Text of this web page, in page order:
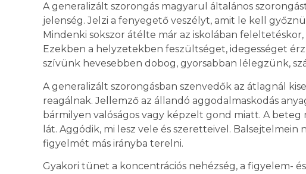
A generalizált szorongás magyarul általános
jelenség. Jelzi a fenyegető veszélyt, amit le kell
Mindenki sokszor átélte már az iskolában
Ezekben a helyzetekben feszültséget, idegességet
szívünk hevesebben dobog, gyorsabban lélegzünk,
A generalizált szorongásban szenvedők az átlagnál
reagálnak. Jellemző az állandó aggodalmaskodás
bármilyen valóságos vagy képzelt gond miatt. A
lát. Aggódik, mi lesz vele és szeretteivel.
figyelmét más irányba terelni.
Gyakori tünet a koncentrációs nehézség, a figyelem-